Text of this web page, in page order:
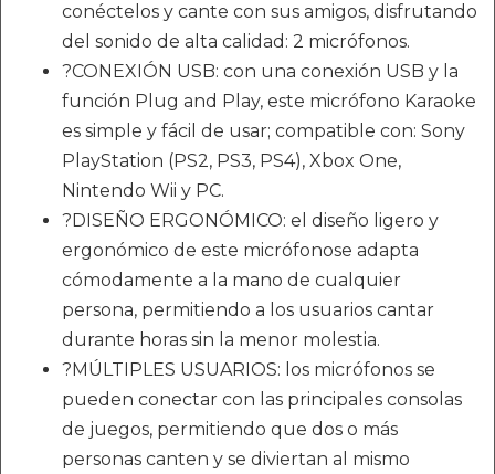
conéctelos y cante con sus amigos, disfrutando
del sonido de alta calidad: 2 micrófonos.
?CONEXIÓN USB: con una conexión USB y la
función Plug and Play, este micrófono Karaoke
es simple y fácil de usar; compatible con: Sony
PlayStation (PS2, PS3, PS4), Xbox One,
Nintendo Wii y PC.
?DISEÑO ERGONÓMICO: el diseño ligero y
ergonómico de este micrófonose adapta
cómodamente a la mano de cualquier
persona, permitiendo a los usuarios cantar
durante horas sin la menor molestia.
?MÚLTIPLES USUARIOS: los micrófonos se
pueden conectar con las principales consolas
de juegos, permitiendo que dos o más
personas canten y se diviertan al mismo